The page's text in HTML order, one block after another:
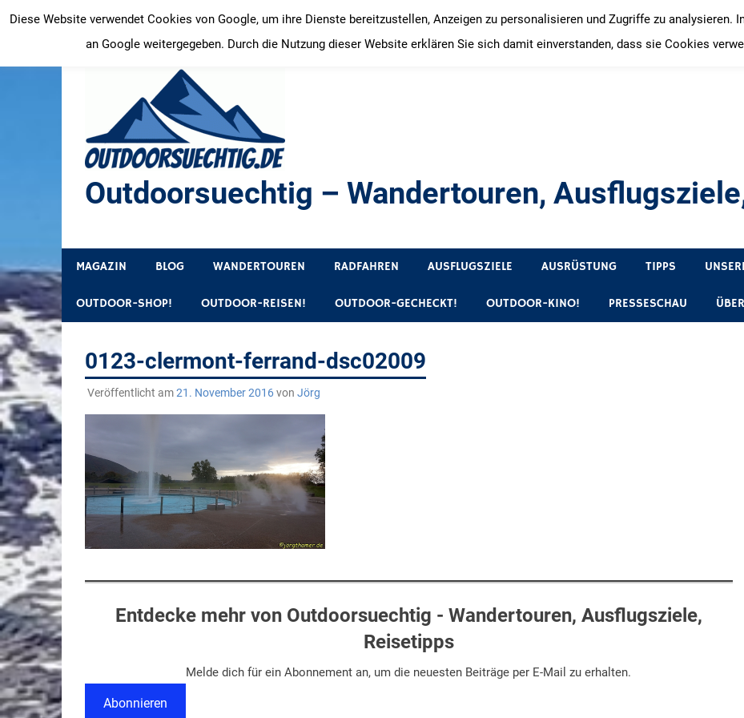
Inhalt
springen
Outdoorsuechtig – Wandertouren,
MAGAZIN BLOG WANDERTOUREN RADFAHREN AUSFLUGSZIELE AUSRÜSTUNG TIPPS
OUTDOOR-SHOP! OUTDOOR-REISEN! OUTDOOR-GECHECKT! OUTDOOR-KINO! PRESSESCHAU
0123-clermont-ferrand-dsc02009
Veröffentlicht am21. November 2016von Jörg
Entdecke mehr von Outdoorsuechtig - Wandertouren, Ausflugsziele,
Reisetipps
Melde dich für ein Abonnement an, um die neuesten Beiträge per E-Mail zu erhalten.
Abonnieren
Diese Website verwendet Cookies von Google, um ihre Dienste bereitzustellen, Anzeigen zu personalisieren und Zugriffe zu analysieren.
an Google weitergegeben. Durch die Nutzung dieser Website erklären Sie sich damit einverstanden, dass sie Cookies